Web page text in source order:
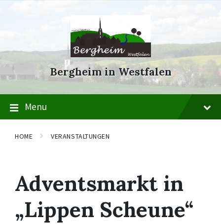
Skip
Skip
Skip
Bergheim in Westfalen
Menu
HOME VERANSTALTUNGEN
Adventsmarkt in
„Lippen Scheune“